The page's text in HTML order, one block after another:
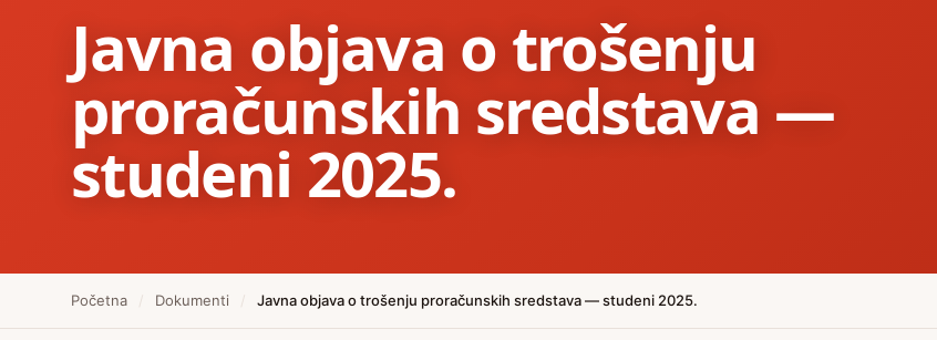
Javna objava o trošenju
proračunskih sredstava —
studeni 2025.
Početna / Dokumenti / Javna objava o trošenju proračunskih sredstava — studeni 2025.